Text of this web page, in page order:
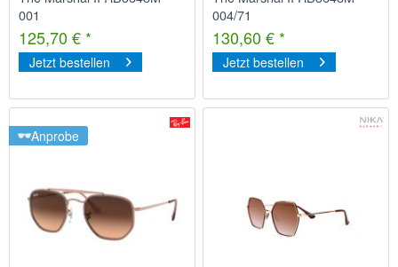
001
125,70 € *
Jetzt bestellen
004/71
130,60 € *
Jetzt bestellen
Anprobe